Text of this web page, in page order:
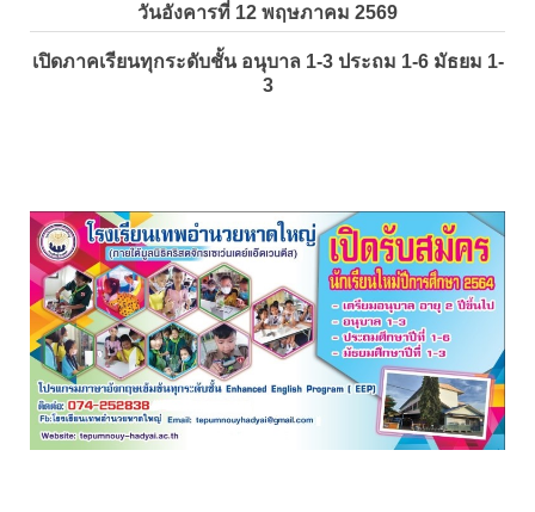
วันอังคารที่ 12 พฤษภาคม 2569
เปิดภาคเรียนทุกระดับชั้น อนุบาล 1-3 ประถม 1-6 มัธยม 1-
3